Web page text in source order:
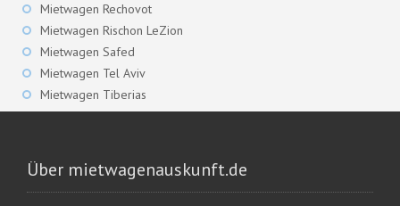
Mietwagen Rechovot
Mietwagen Rischon LeZion
Mietwagen Safed
Mietwagen Tel Aviv
Mietwagen Tiberias
Über mietwagenauskunft.de